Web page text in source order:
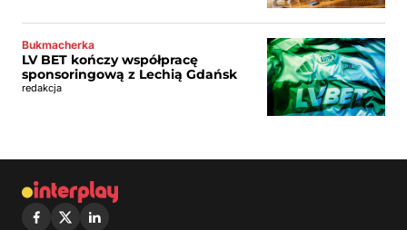
Bukmacherka
LV BET kończy współpracę
sponsoringową z Lechią Gdańsk
redakcja